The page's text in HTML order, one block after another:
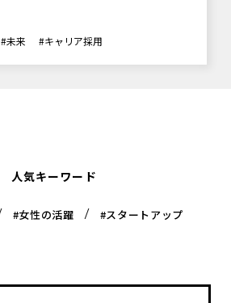
#未来 #キャリア採用
人気キーワード
#女性の活躍
#スタートアップ